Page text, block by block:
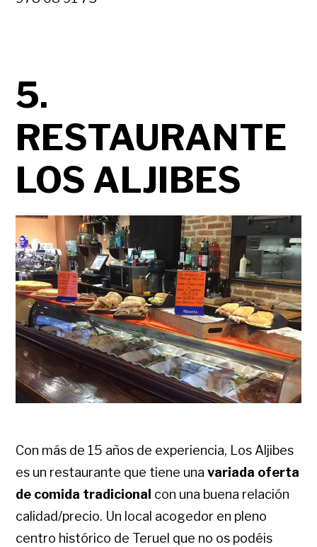
5.
RESTAURANTE
LOS ALJIBES
Con más de 15 años de experiencia, Los Aljibes
es un restaurante que tiene una variada oferta
de comida tradicional con una buena relación
calidad/precio. Un local acogedor en pleno
centro histórico de Teruel que no os podéis